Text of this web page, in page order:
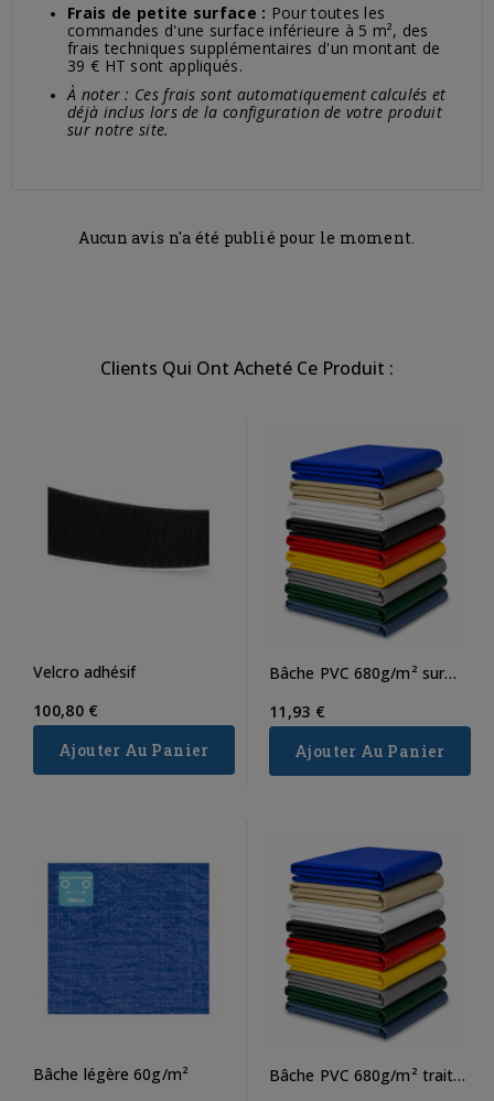
Frais de petite surface : Pour toutes les
commandes d'une surface inférieure à 5 m², des
frais techniques supplémentaires d'un montant de
39 € HT sont appliqués.
À noter : Ces frais sont automatiquement calculés et
déjà inclus lors de la configuration de votre produit
sur notre site.
Aucun avis n'a été publié pour le moment.
Clients Qui Ont Acheté Ce Produit :
Velcro adhésif
100,80 €
Ajouter Au Panier
Bâche PVC 680g/m² sur
11,93 €
Ajouter Au Panier
Bâche légère 60g/m²
Bâche PVC 680g/m² traité